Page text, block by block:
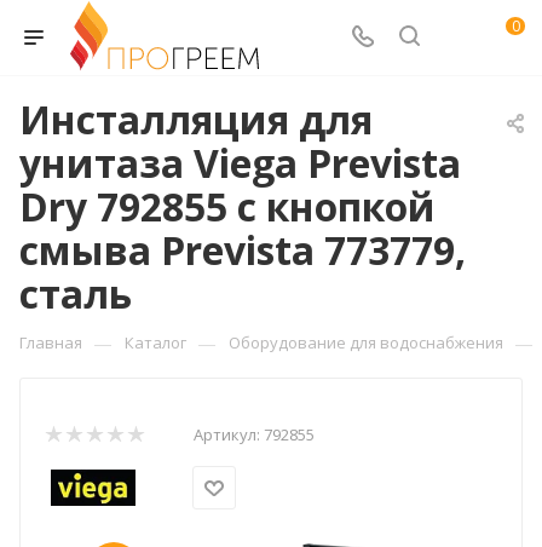
0
Инсталляция для
унитаза Viega Prevista
Dry 792855 с кнопкой
смыва Prevista 773779,
сталь
Главная — Каталог — Оборудование для водоснабжения —
Артикул: 792855